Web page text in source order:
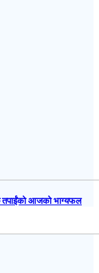
तपाईंको आजको भाग्यफल